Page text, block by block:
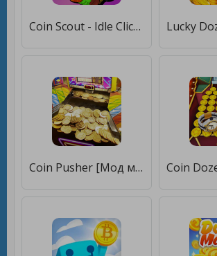
Coin Scout - Idle Clicker Game [Много денег]
Coin Pusher [Мод меню]